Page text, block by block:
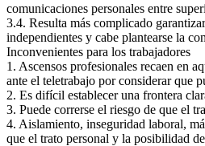
comunicaciones personales entre
3.4. Resulta más complicado
independientes y cabe plantearse la
Inconvenientes para los trabajadores
1. Ascensos profesionales recaen en
ante el teletrabajo por considerar que
2. Es difícil establecer una frontera
3. Puede correrse el riesgo de que el
4. Aislamiento, inseguridad laboral,
que el trato personal y la posibilidad